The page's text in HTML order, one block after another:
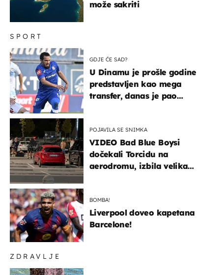
ZDRAVLJE
SPORT
GDJE ĆE SAD?
U Dinamu je prošle godine
predstavljen kao mega
transfer, danas je pao
POJAVILA SE SNIMKA
VIDEO Bad Blue Boysi
dočekali Torcidu na
aerodromu, izbila velika
BOMBA!
Liverpool doveo kapetana
Barcelone!
može sakriti